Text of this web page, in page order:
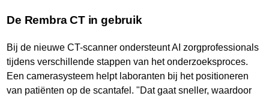
De Rembra CT in gebruik
Bij de nieuwe CT-scanner ondersteunt AI zorgprofessionals
tijdens verschillende stappen van het onderzoeksproces.
Een camerasysteem helpt laboranten bij het positioneren
van patiënten op de scantafel. "Dat gaat sneller, waardoor